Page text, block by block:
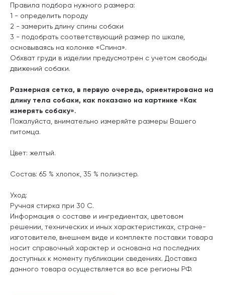
Правила подбора нужного размера:
1 - определить породу
2 - замерить длину спины собаки
3 - подобрать соответствующий размер по шкале,
основываясь на колонке «Спина».
Обхват груди в изделии предусмотрен с учетом свободы
движений собаки.
Размерная сетка, в первую очередь, ориентирована на
длину тела собаки, как показано на картинке «Как
измерять собаку».
Пожалуйста, внимательно измеряйте размеры Вашего
питомца.
Цвет: желтый.
Состав: 65 % хлопок, 35 % полиэстер.
Уход:
Ручная стирка при 30 С.
Информация о составе и ингредиентах, цветовом
решении, технических и иных характеристиках, стране-
изготовителе, внешнем виде и комплекте поставки товара
носит справочный характер и основана на последних
доступных к моменту публикации сведениях. Доставка
данного товара осуществляется во все регионы РФ.